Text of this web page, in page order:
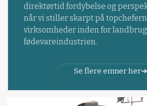
direktørtid fordybelse og
når vi stiller skarpt på
virksomheder inden for
fødevareindustrien.
Se flere emner her